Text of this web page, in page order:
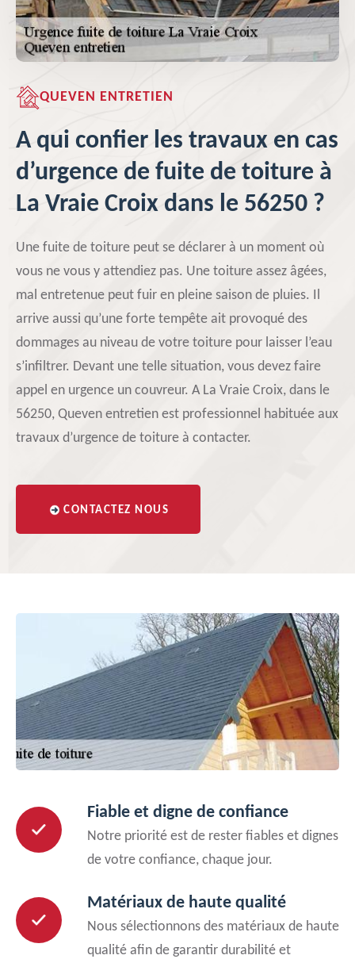
QUEVEN ENTRETIEN
A qui confier les travaux en cas
d’urgence de fuite de toiture à
La Vraie Croix dans le 56250 ?
Une fuite de toiture peut se déclarer à un moment où
vous ne vous y attendiez pas. Une toiture assez âgées,
mal entretenue peut fuir en pleine saison de pluies. Il
arrive aussi qu’une forte tempête ait provoqué des
dommages au niveau de votre toiture pour laisser l’eau
s’infiltrer. Devant une telle situation, vous devez faire
appel en urgence un couvreur. A La Vraie Croix, dans le
56250, Queven entretien est professionnel habituée aux
travaux d’urgence de toiture à contacter.
CONTACTEZ NOUS
Fiable et digne de confiance
Notre priorité est de rester fiables et dignes
de votre confiance, chaque jour.
Matériaux de haute qualité
Nous sélectionnons des matériaux de haute
qualité afin de garantir durabilité et